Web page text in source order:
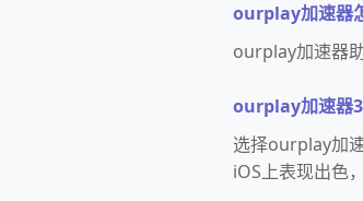
ourplay加速器
ourplay加速器
ourplay加速器
选择ourplay加
iOS上表现出色